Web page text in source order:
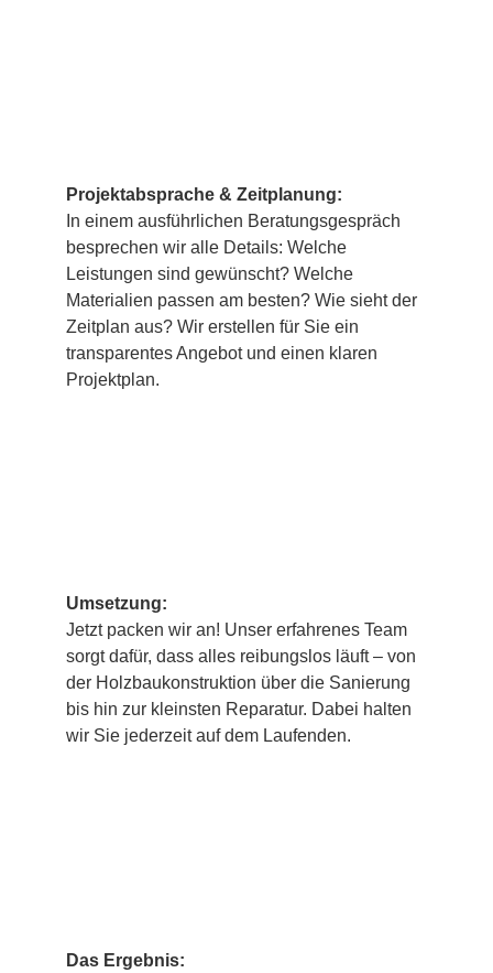
Projektabsprache & Zeitplanung:
In einem ausführlichen Beratungsgespräch
besprechen wir alle Details: Welche
Leistungen sind gewünscht? Welche
Materialien passen am besten? Wie sieht der
Zeitplan aus? Wir erstellen für Sie ein
transparentes Angebot und einen klaren
Projektplan.
Umsetzung:
Jetzt packen wir an! Unser erfahrenes Team
sorgt dafür, dass alles reibungslos läuft – von
der Holzbaukonstruktion über die Sanierung
bis hin zur kleinsten Reparatur. Dabei halten
wir Sie jederzeit auf dem Laufenden.
Das Ergebnis: